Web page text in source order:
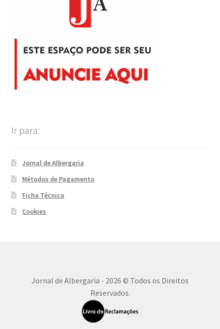
Ir para:
Jornal de Albergaria
Métodos de Pagamento
Ficha Técnica
Cookies
Jornal de Albergaria - 2026 © Todos os Direitos
Reservados.